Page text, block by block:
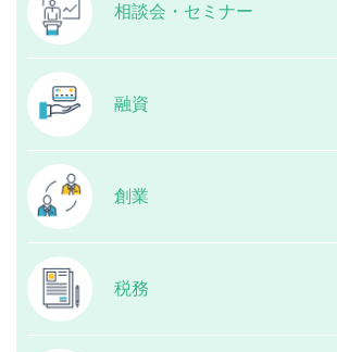
相談会・セミナー
融資
創業
税務